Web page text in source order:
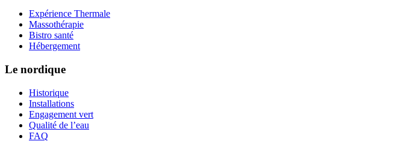
Expérience Thermale
Massothérapie
Bistro santé
Hébergement
Le nordique
Historique
Installations
Engagement vert
Qualité de l’eau
FAQ